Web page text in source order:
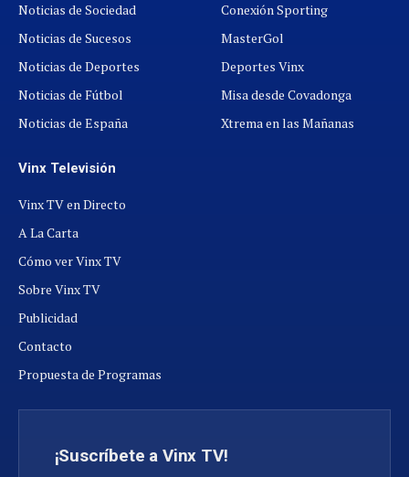
Noticias de Sociedad
Noticias de Sucesos
Noticias de Deportes
Noticias de Fútbol
Noticias de España
Conexión Sporting
MasterGol
Deportes Vinx
Misa desde Covadonga
Xtrema en las Mañanas
Vinx Televisión
Vinx TV en Directo
A La Carta
Cómo ver Vinx TV
Sobre Vinx TV
Publicidad
Contacto
Propuesta de Programas
¡Suscríbete a Vinx TV!